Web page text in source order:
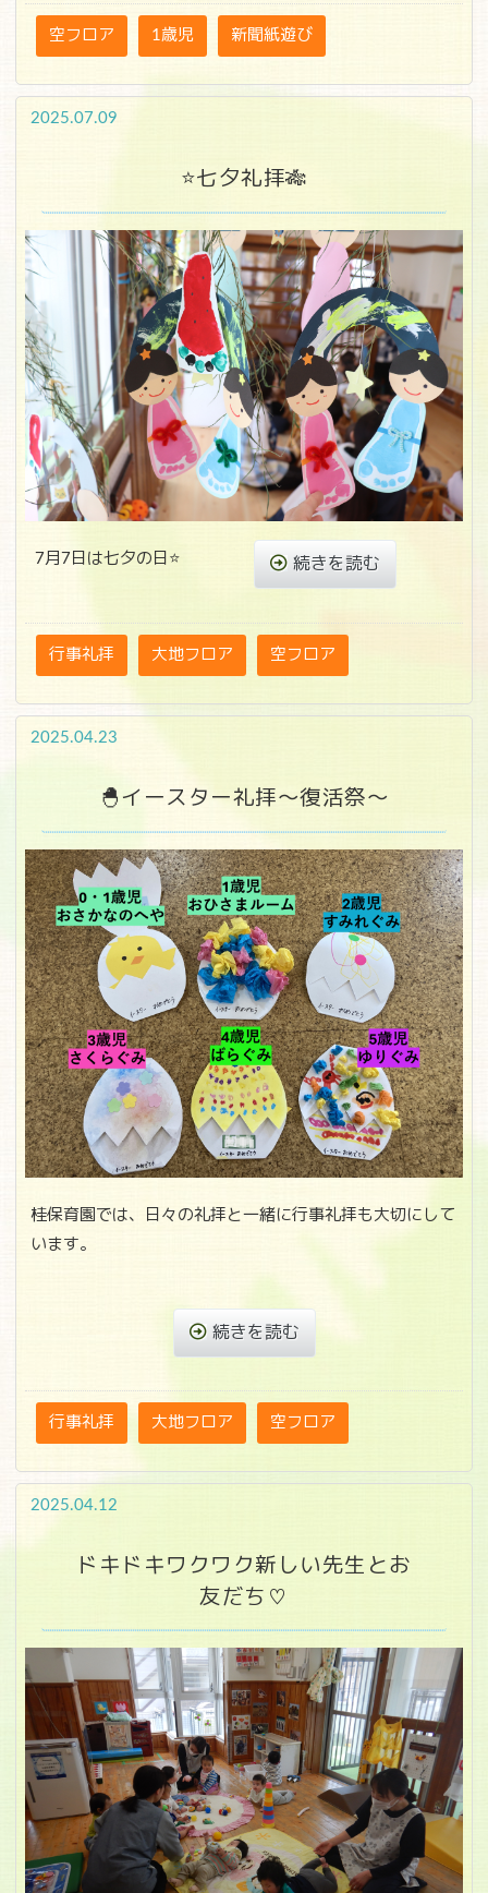
空フロア 1歳児 新聞紙遊び
2025.07.09
⭐七夕礼拝🎋
7月7日は七夕の日⭐ 続きを読む
行事礼拝 大地フロア 空フロア
2025.04.23
🐣イースター礼拝～復活祭～
桂保育園では、日々の礼拝と一緒に行事礼拝も大切にして
います。
続きを読む
行事礼拝 大地フロア 空フロア
2025.04.12
ドキドキワクワク新しい先生とお
友だち♡